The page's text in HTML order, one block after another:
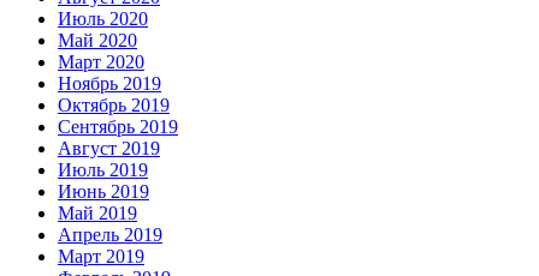
Июль 2020
Май 2020
Март 2020
Ноябрь 2019
Октябрь 2019
Сентябрь 2019
Август 2019
Июль 2019
Июнь 2019
Май 2019
Апрель 2019
Март 2019